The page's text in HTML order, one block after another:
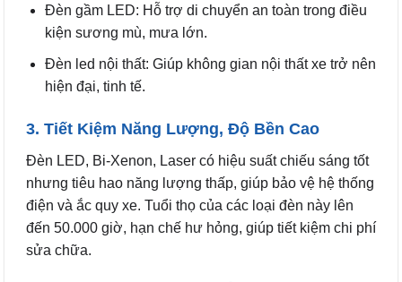
Đèn gầm LED: Hỗ trợ di chuyển an toàn trong điều
kiện sương mù, mưa lớn.
Đèn led nội thất: Giúp không gian nội thất xe trở nên
hiện đại, tinh tế.
3. Tiết Kiệm Năng Lượng, Độ Bền Cao
Đèn LED, Bi-Xenon, Laser có hiệu suất chiếu sáng tốt
nhưng tiêu hao năng lượng thấp, giúp bảo vệ hệ thống
điện và ắc quy xe. Tuổi thọ của các loại đèn này lên
đến 50.000 giờ, hạn chế hư hỏng, giúp tiết kiệm chi phí
sửa chữa.